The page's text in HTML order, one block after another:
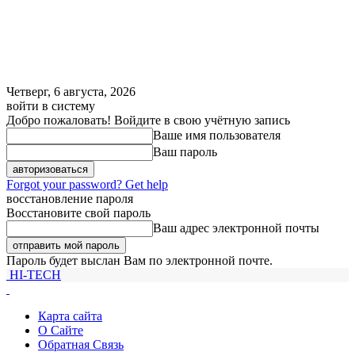
Четверг, 6 августа, 2026
войти в систему
Добро пожаловать! Войдите в свою учётную запись
Ваше имя пользователя
Ваш пароль
Forgot your password? Get help
восстановление пароля
Восстановите свой пароль
Ваш адрес электронной почты
Пароль будет выслан Вам по электронной почте.
HI-TECH
Карта сайта
О Сайте
Обратная Связь